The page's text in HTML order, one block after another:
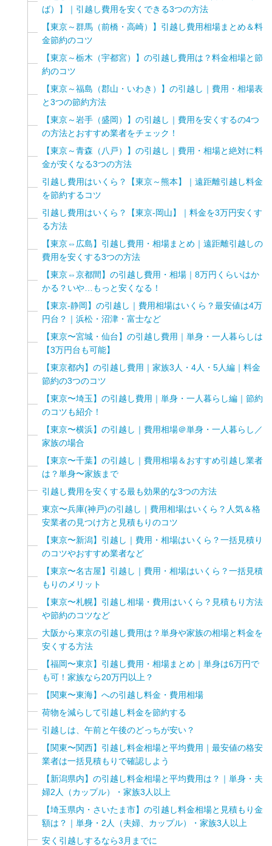
ば）】｜引越し費用を安くできる3つの方法
【東京～群馬（前橋・高崎）】引越し費用相場まとめ＆料
金節約のコツ
【東京～栃木（宇都宮）】の引越し費用は？料金相場と節
約のコツ
【東京～福島（郡山・いわき）】の引越し｜費用・相場表
と3つの節約方法
【東京～岩手（盛岡）】の引越し｜費用を安くするの4つ
の方法とおすすめ業者をチェック！
【東京～青森（八戸）】の引越し｜費用・相場と絶対に料
金が安くなる3つの方法
引越し費用はいくら？【東京～熊本】｜遠距離引越し料金
を節約するコツ
引越し費用はいくら？【東京-岡山】｜料金を3万円安くす
る方法
【東京⇔広島】引越し費用・相場まとめ｜遠距離引越しの
費用を安くする3つの方法
【東京⇔京都間】の引越し費用・相場｜8万円くらいはか
かる？いや…もっと安くなる！
【東京-静岡】の引越し｜費用相場はいくら？最安値は4万
円台？｜浜松・沼津・富士など
【東京〜宮城・仙台】の引越し費用｜単身・一人暮らしは
【3万円台も可能】
【東京都内】の引越し費用｜家族3人・4人・5人編｜料金
節約の3つのコツ
【東京〜埼玉】の引越し費用｜単身・一人暮らし編｜節約
のコツも紹介！
【東京〜横浜】の引越し｜費用相場＠単身・一人暮らし／
家族の場合
【東京〜千葉】の引越し｜費用相場＆おすすめ引越し業者
は？単身〜家族まで
引越し費用を安くする最も効果的な3つの方法
東京〜兵庫(神戸)の引越し｜費用相場はいくら？人気＆格
安業者の見つけ方と見積もりのコツ
【東京〜新潟】引越し｜費用・相場はいくら？一括見積り
のコツやおすすめ業者など
【東京〜名古屋】引越し｜費用・相場はいくら？一括見積
もりのメリット
【東京〜札幌】引越し相場・費用はいくら？見積もり方法
や節約のコツなど
大阪から東京の引越し費用は？単身や家族の相場と料金を
安くする方法
【福岡〜東京】引越し費用・相場まとめ｜単身は6万円で
も可！家族なら20万円以上？
【関東〜東海】への引越し料金・費用相場
荷物を減らして引越し料金を節約する
引越しは、午前と午後のどっちが安い？
【関東〜関西】引越し料金相場と平均費用｜最安値の格安
業者は一括見積もりで確認しよう
【新潟県内】の引越し料金相場と平均費用は？｜単身・夫
婦2人（カップル）・家族3人以上
【埼玉県内・さいたま市】の引越し料金相場と見積もり金
額は？｜単身・2人（夫婦、カップル）・家族3人以上
安く引越しするなら3月までに